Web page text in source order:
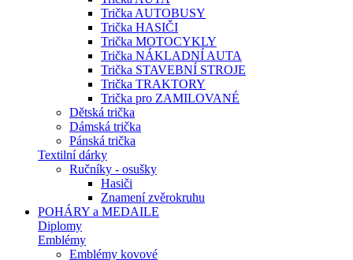
Trička AUTOBUSY
Trička HASIČI
Trička MOTOCYKLY
Trička NÁKLADNÍ AUTA
Trička STAVEBNÍ STROJE
Trička TRAKTORY
Trička pro ZAMILOVANÉ
Dětská trička
Dámská trička
Pánská trička
Textilní dárky
Ručníky - osušky
Hasiči
Znamení zvěrokruhu
POHÁRY a MEDAILE
Diplomy
Emblémy
Emblémy kovové